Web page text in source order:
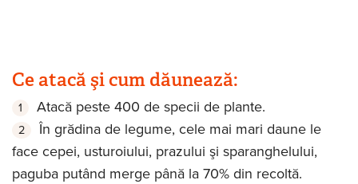
Ce atacă şi cum dăunează:
Atacă peste 400 de specii de plante.
În grădina de legume, cele mai mari daune le
face cepei, usturoiului, prazului şi sparanghelului,
paguba putând merge până la 70% din recoltă.